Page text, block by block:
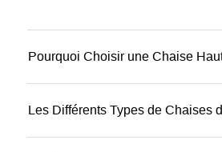
Pourquoi Choisir une Chaise
Les Différents Types de Chaises